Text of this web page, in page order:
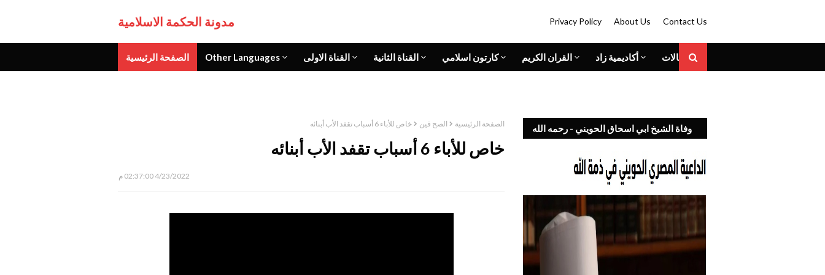
مدونة الحكمة الاسلامية Privacy Policy About Us Contact Us
الصفحة الرئيسية Other Languages القناة الاولى القناة الثانية كارتون اسلامي القران الكريم أكاديمية زاد المقالات
الصفحة الرئيسية الصح فين خاص للأباء 6 أسباب تقفد الأب أبنائه
خاص للأباء 6 أسباب تقفد الأب أبنائه
4/23/2022 02:37:00 م
وفاة الشيخ ابي اسحاق الحويني - رحمه الله